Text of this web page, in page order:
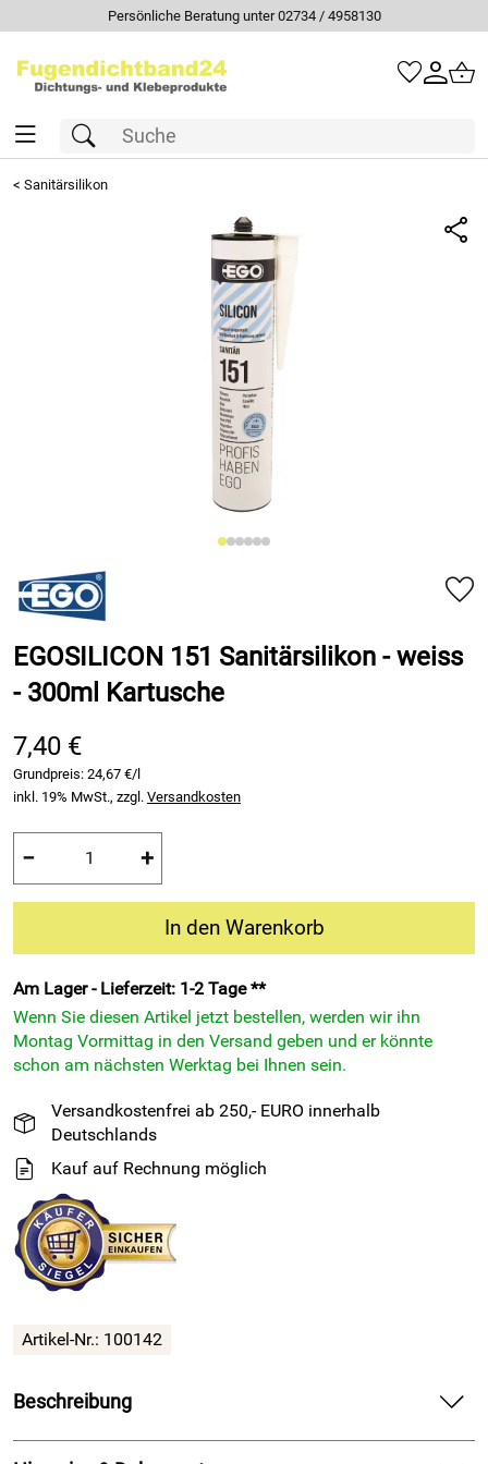
Persönliche Beratung unter 02734 / 4958130
< Sanitärsilikon
EGOSILICON 151 Sanitärsilikon - weiss
- 300ml Kartusche
7,40 €
Grundpreis: 24,67 €/l
inkl. 19% MwSt., zzgl. Versandkosten
− +
In den Warenkorb
Am Lager - Lieferzeit: 1-2 Tage **
Wenn Sie diesen Artikel jetzt bestellen, werden wir ihn
Montag Vormittag in den Versand geben und er könnte
schon am nächsten Werktag bei Ihnen sein.
Versandkostenfrei ab 250,- EURO innerhalb
Deutschlands
Kauf auf Rechnung möglich
Artikel-Nr.: 100142
Beschreibung
EGOSILICON 151 Sanitärsilikon - weiß - 300ml Kartusche